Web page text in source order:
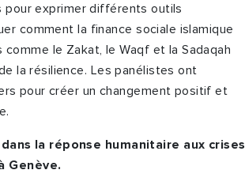
pour exprimer différents outils
comment la finance sociale islamique
le Zakat, le Waqf et la Sadaqah
la résilience. Les panélistes ont
pour créer un changement positif et
la réponse humanitaire aux crises
Genève.